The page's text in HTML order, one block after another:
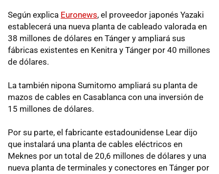
Según explica Euronews, el proveedor japonés Yazaki
establecerá una nueva planta de cableado valorada en
38 millones de dólares en Tánger y ampliará sus
fábricas existentes en Kenitra y Tánger por 40 millones
de dólares.
La también nipona Sumitomo ampliará su planta de
mazos de cables en Casablanca con una inversión de
15 millones de dólares.
Por su parte, el fabricante estadounidense Lear dijo
que instalará una planta de cables eléctricos en
Meknes por un total de 20,6 millones de dólares y una
nueva planta de terminales y conectores en Tánger por